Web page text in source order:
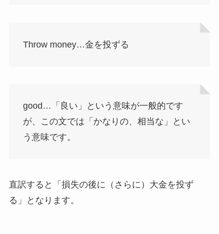
Throw money…金を投ずる
good…「良い」という意味が一般的です
が、この文では「かなりの、相当な」とい
う意味です。
直訳すると「損失の後に（さらに）大金を投ず
る」となります。